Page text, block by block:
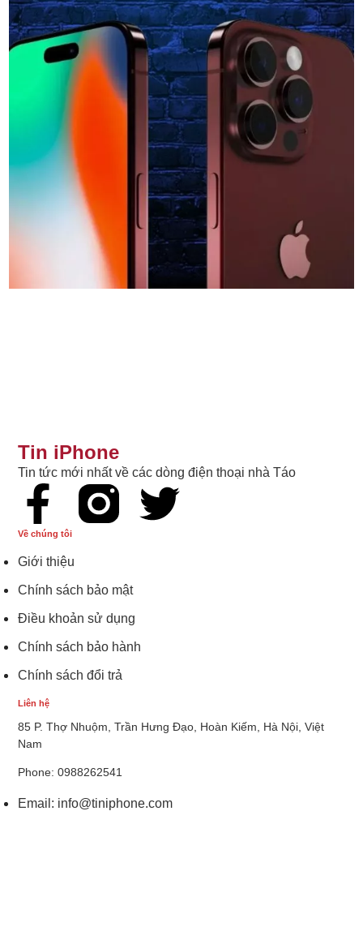
Tin iPhone
Tin tức mới nhất về các dòng điện thoại nhà Táo
Liên hệ
85 P. Thợ Nhuộm, Trần Hưng Đạo, Hoàn Kiếm, Hà Nội, Việt
Nam
Phone: 0988262541
Email: info@tiniphone.com
Về chúng tôi
Giới thiệu
Chính sách bảo mật
Điều khoản sử dụng
Chính sách bảo hành
Chính sách đổi trả